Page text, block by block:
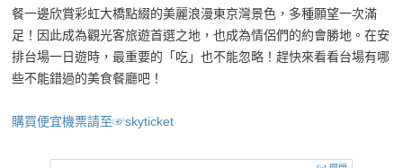
餐一邊欣賞彩虹大橋點綴的美麗浪漫東京灣景色，多種願望一次滿
足！因此成為觀光客旅遊首選之地，也成為情侶們的約會勝地。在安
排台場一日遊時，最重要的「吃」也不能忽略！趕快來看看台場有哪
些不能錯過的美食餐廳吧！
購買便宜機票請至☞skyticket